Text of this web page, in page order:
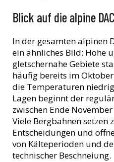
Blick auf die alpine
In der gesamten alpinen
ein ähnliches Bild: Hohe
gletschernahe Gebiete
häufig bereits im
die Temperaturen
Lagen beginnt der
zwischen Ende
Viele Bergbahnen
Entscheidungen und
von Kälteperioden und
technischer Beschneiung.